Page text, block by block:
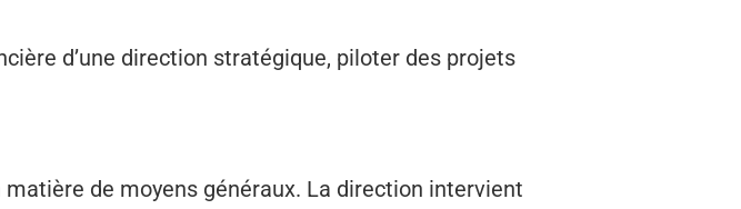
d’une direction stratégique, piloter des projets
de moyens généraux. La direction intervient